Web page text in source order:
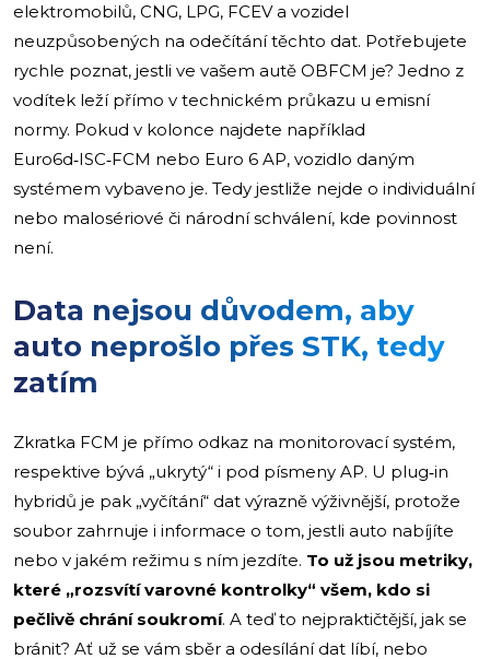
elektromobilů, CNG, LPG, FCEV a vozidel
neuzpůsobených na odečítání těchto dat. Potřebujete
rychle poznat, jestli ve vašem autě OBFCM je? Jedno z
vodítek leží přímo v technickém průkazu u emisní
normy. Pokud v kolonce najdete například
Euro6d‑ISC‑FCM nebo Euro 6 AP, vozidlo daným
systémem vybaveno je. Tedy jestliže nejde o individuální
nebo malosériové či národní schválení, kde povinnost
není.
Data nejsou důvodem, aby
auto neprošlo přes STK, tedy
zatím
Zkratka FCM je přímo odkaz na monitorovací systém,
respektive bývá „ukrytý“ i pod písmeny AP. U plug‑in
hybridů je pak „vyčítání“ dat výrazně výživnější, protože
soubor zahrnuje i informace o tom, jestli auto nabíjíte
nebo v jakém režimu s ním jezdíte. To už jsou metriky,
které „rozsvítí varovné kontrolky“ všem, kdo si
pečlivě chrání soukromí. A teď to nejpraktičtější, jak se
bránit? Ať už se vám sběr a odesílání dat líbí, nebo